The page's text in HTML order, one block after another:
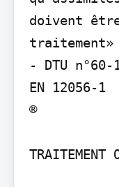
doivent
traitement»
- DTU
EN 12056-1
®
TRAITEMENT